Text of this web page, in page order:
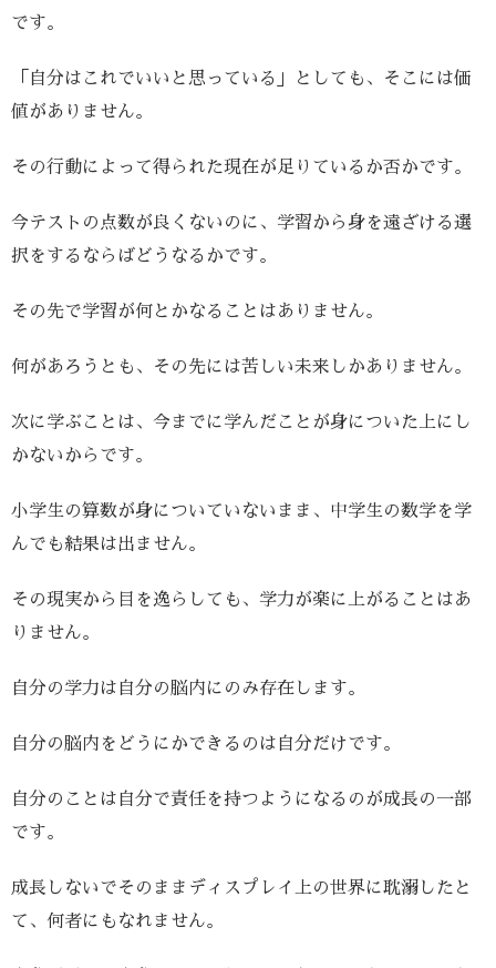
です。
「自分はこれでいいと思っている」としても、そこには価
値がありません。
その行動によって得られた現在が足りているか否かです。
今テストの点数が良くないのに、学習から身を遠ざける選
択をするならばどうなるかです。
その先で学習が何とかなることはありません。
何があろうとも、その先には苦しい未来しかありません。
次に学ぶことは、今までに学んだことが身についた上にし
かないからです。
小学生の算数が身についていないまま、中学生の数学を学
んでも結果は出ません。
その現実から目を逸らしても、学力が楽に上がることはあ
りません。
自分の学力は自分の脳内にのみ存在します。
自分の脳内をどうにかできるのは自分だけです。
自分のことは自分で責任を持つようになるのが成長の一部
です。
成長しないでそのままディスプレイ上の世界に耽溺したと
て、何者にもなれません。